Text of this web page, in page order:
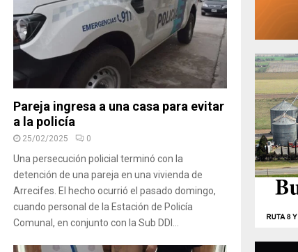
Pareja ingresa a una casa para evitar
a la policía
25/02/2025 0
Una persecución policial terminó con la
detención de una pareja en una vivienda de
Arrecifes. El hecho ocurrió el pasado domingo,
cuando personal de la Estación de Policía
Comunal, en conjunto con la Sub DDI...